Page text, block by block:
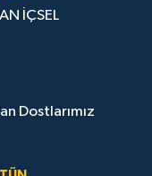
İÇSEL
Dostlarımız